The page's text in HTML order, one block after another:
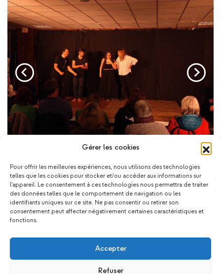
Gérer les cookies
Pour offrir les meilleures expériences, nous utilisons des technologies
telles que les cookies pour stocker et/ou accéder aux informations sur
l'appareil. Le consentement à ces technologies nous permettra de traiter
des données telles que le comportement de navigation ou les
identifiants uniques sur ce site. Ne pas consentir ou retirer son
consentement peut affecter négativement certaines caractéristiques et
fonctions.
Accepter
Refuser
Ça pourrait vous plaire !